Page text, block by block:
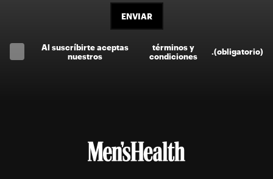
ENVIAR
Al suscríbirte aceptas
nuestros
términos y
condiciones
.(obligatorio)